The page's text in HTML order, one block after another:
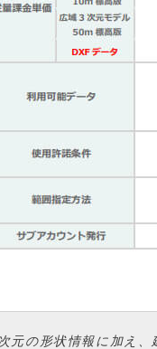
の形状情報に加え、